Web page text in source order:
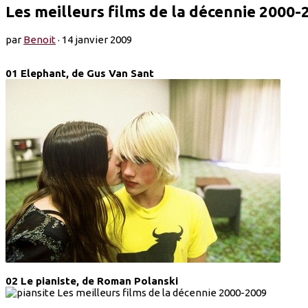
Les meilleurs films de la décennie 2000-
parBenoit· 14 janvier 2009
01 Elephant, de Gus Van Sant
02 Le pianiste, de Roman Polanski